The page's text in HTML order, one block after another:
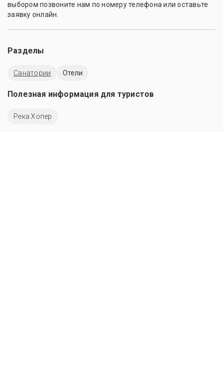
выбором позвоните нам по номеру телефона или оставьте
заявку онлайн.
Разделы
Санатории Отели
Полезная информация для туристов
Река Хопер